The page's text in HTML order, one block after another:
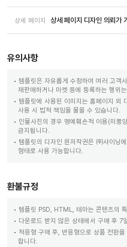
상세 페이지 상세 페이지 디자인 의뢰가
유의사항
템플릿은 자유롭게 수정하여 여러 고객
재판매하거나 마켓 등에 등록하는 행위
템플릿에 사용된 이미지는 홈페이지 외
사용 시 법적 책임을 물을 수 있습니다.
인물사진의 경우 명예훼손적 이용(미풍
금지됩니다.
템플릿의 디자인 원저작권은 ㈜샤이닝
형태로 사용 가능합니다.
환불규정
템플릿 PSD, HTML, 테마는 콘텐츠의
다운로드 받지 않은 상태에서 구매 후 7
적응형 구매 후, 반응형으로 상품 전환
합니다.